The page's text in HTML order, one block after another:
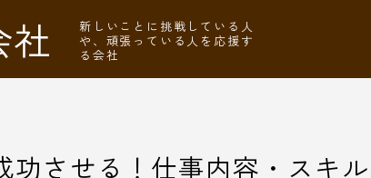
社
新しいことに挑戦している人
や、頑張っている人を応援す
る会社
させる！仕事内容・スキル